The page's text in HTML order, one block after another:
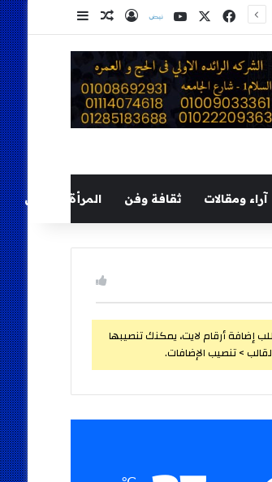
فيسبوك
‫X
‫YouTube
نلضتسجيل الدخول
مقال عشوائي
إضافة عمود
آراء ومقالات ثقافة وفن المرأة والطفل
إضافة أرقام لايت، يمكنك تنصيبها
> تنصيب الإضافات.